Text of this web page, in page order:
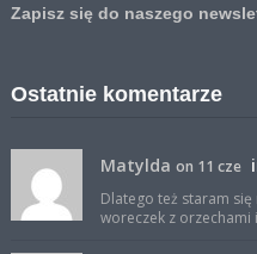
Zapisz się do naszego
Ostatnie komentarze
Matylda on 11 cze
Dlatego też staram
woreczek z orzechami